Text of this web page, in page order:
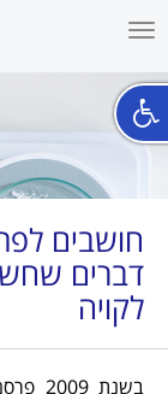
Toggle
חושבים
דברים
לקויה